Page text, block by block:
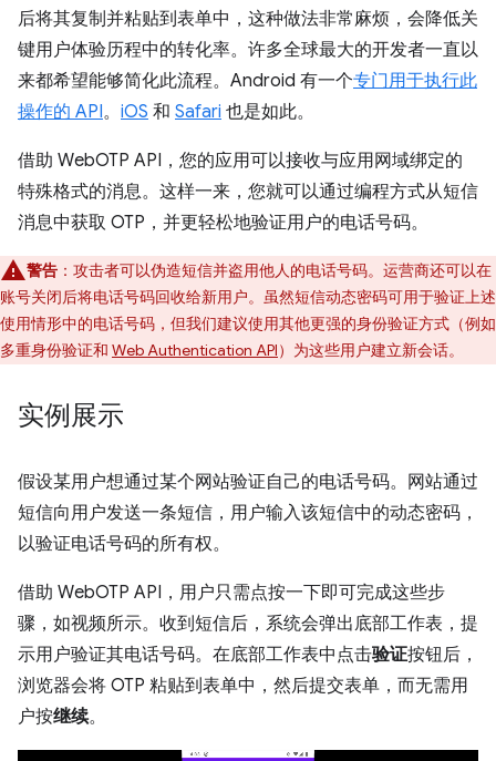
后将其复制并粘贴到表单中，这种做法非常麻烦，会降低关
键用户体验历程中的转化率。许多全球最大的开发者一直以
来都希望能够简化此流程。Android 有一个专门用于执行此
操作的 API。 iOS 和 Safari 也是如此。
借助 WebOTP API，您的应用可以接收与应用网域绑定的
特殊格式的消息。这样一来，您就可以通过编程方式从短信
消息中获取 OTP，并更轻松地验证用户的电话号码。
警告 ：攻击者可以伪造短信并盗用他人的电话号码。运营商还可以在
账号关闭后将电话号码回收给新用户。虽然短信动态密码可用于验证上述
使用情形中的电话号码，但我们建议使用其他更强的身份验证方式（例如
多重身份验证和 Web Authentication API）为这些用户建立新会话。
实例展示
假设某用户想通过某个网站验证自己的电话号码。网站通过
短信向用户发送一条短信，用户输入该短信中的动态密码，
以验证电话号码的所有权。
借助 WebOTP API，用户只需点按一下即可完成这些步
骤，如视频所示。收到短信后，系统会弹出底部工作表，提
示用户验证其电话号码。在底部工作表中点击验证按钮后，
浏览器会将 OTP 粘贴到表单中，然后提交表单，而无需用
户按继续。